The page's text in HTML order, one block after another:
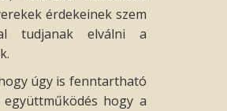
érdekeinek szem
tudjanak elválni a
úgy is fenntartható
hogy a